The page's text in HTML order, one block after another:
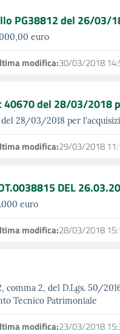
PG38812 del 26/03/
euro
modifica:30/03/2018
del 28/03/2018
28/03/2018 per
modifica:29/03/2018
DEL
euro
modifica:28/03/2018
comma 2, del D.Lgs. 50/
Tecnico Patrimoniale
modifica:23/03/2018